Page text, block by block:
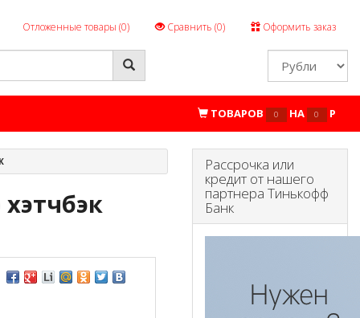
Отложенные товары (0) Сравнить (0) Оформить заказ
ТОВАРОВ 0 НА 0 P
Рассрочка или
кредит от нашего
партнера Тинькофф
Банк